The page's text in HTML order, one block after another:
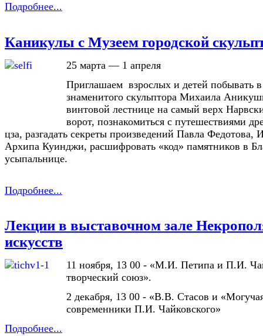
Подробнее...
Каникулы с Музеем городской
25 марта — 1 апреля
Приглашаем взрослых и детей побывать
знаменитого скульптора Михаила
винтовой лестнице на самый верх
ворот, познакомиться с путешествиями
цза, разгадать секреты произведений Павла
Архипа Куинджи, расшифровать «код» памятников в
усыпальнице.
Подробнее...
Лекции в выставочном зале
искусств
11 ноября, 13 00 - «М.И. Петипа и П.И.
творческий союз».
2 декабря, 13 00 - «В.В. Стасов и
современники П.И. Чайковского»
Подробнее...